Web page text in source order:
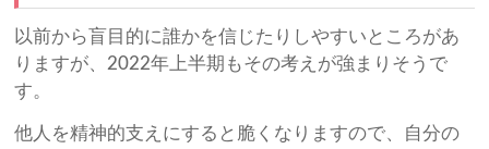
以前から盲目的に誰かを信じたりしやすいところがあ
りますが、2022年上半期もその考えが強まりそうで
す。
他人を精神的支えにすると脆くなりますので、自分の